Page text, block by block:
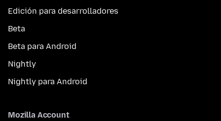
Edición para desarrolladores
Beta
Beta para Android
Nightly
Nightly para Android
Mozilla Account